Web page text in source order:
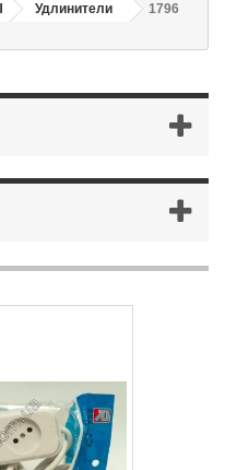
Удлинители
1796